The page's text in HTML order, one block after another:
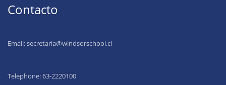
Contacto
Email:secretaria@windsorschool.cl
Telephone: 63-2220100